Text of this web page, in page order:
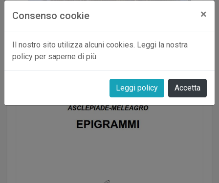
Consenso cookie ×
Il nostro sito utilizza alcuni cookies. Leggi la nostra
policy per saperne di più.
Leggi policy Accetta